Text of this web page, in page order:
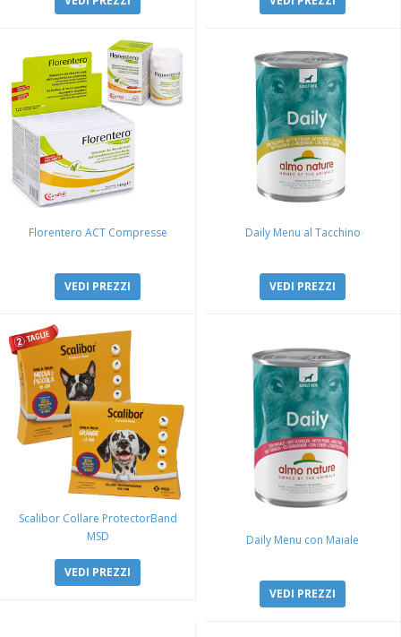
Florentero ACT Compresse
VEDI PREZZI
Daily Menu al Tacchino
VEDI PREZZI
Scalibor Collare ProtectorBand
MSD
VEDI PREZZI
Daily Menu con Maiale
VEDI PREZZI